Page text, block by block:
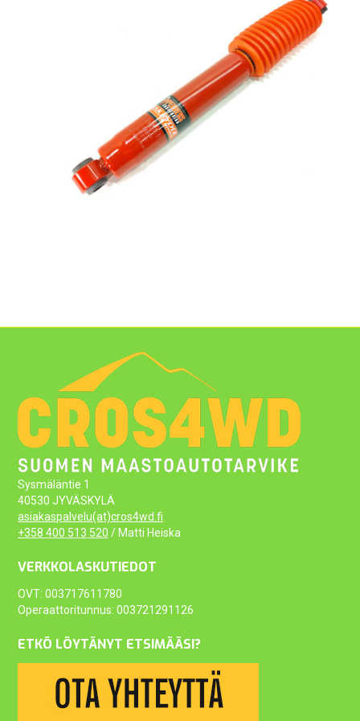
Sysmäläntie 1
40530 JYVÄSKYLÄ
asiakaspalvelu(at)cros4wd.fi
+358 400 513 520 / Matti Heiska
VERKKOLASKUTIEDOT
OVT: 003717611780
Operaattoritunnus: 003721291126
ETKÖ LÖYTÄNYT ETSIMÄÄSI?